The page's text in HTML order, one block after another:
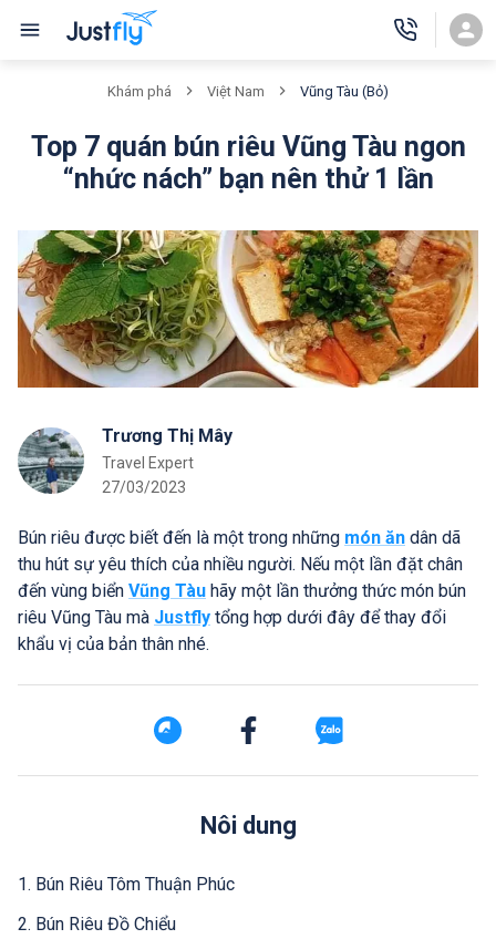
Khám phá Việt Nam Vũng Tàu (Bỏ)
Top 7 quán bún riêu Vũng Tàu ngon
“nhức nách” bạn nên thử 1 lần
Trương Thị Mây
Travel Expert
27/03/2023
Bún riêu được biết đến là một trong những món ăn dân dã
thu hút sự yêu thích của nhiều người. Nếu một lần đặt chân
đến vùng biển Vũng Tàu hãy một lần thưởng thức món bún
riêu Vũng Tàu mà Justfly tổng hợp dưới đây để thay đổi
khẩu vị của bản thân nhé.
Nôi dung
1. Bún Riêu Tôm Thuận Phúc
2. Bún Riêu Đồ Chiểu